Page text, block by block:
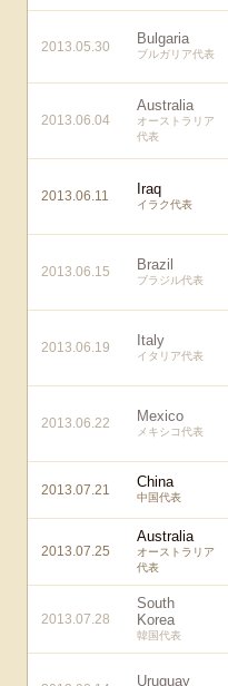
2013.05.30 Bulgaria
ブルガリア代表
2013.06.04
Australia
オーストラリア
代表
2013.06.11 Iraq
イラク代表
2013.06.15 Brazil
ブラジル代表
2013.06.19 Italy
イタリア代表
2013.06.22 Mexico
メキシコ代表
2013.07.21 China
中国代表
2013.07.25
Australia
オーストラリア
代表
2013.07.28
South
Korea
韓国代表
Uruguay